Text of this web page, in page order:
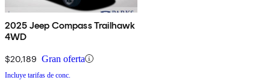
2025 Jeep Compass Trailhawk
4WD
$20,189 Gran oferta
Incluye tarifas de conc.